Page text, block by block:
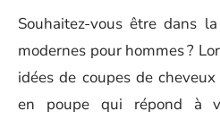
Souhaitez-vous être dans
modernes pour hommes ?
idées de coupes de
en poupe qui répond à